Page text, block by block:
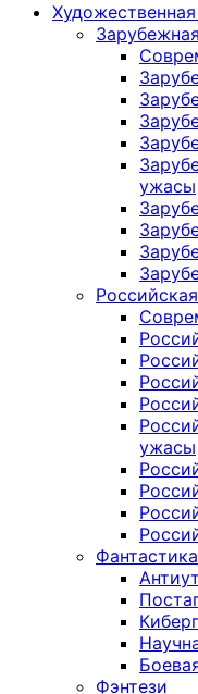
ужасы
ужасы
Фантастика
Фэнтези